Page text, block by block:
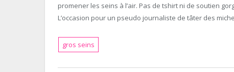
promener les seins à l’air. Pas de tshirt ni de soutien
L’occasion pour un pseudo journaliste de tâter des
gros seins